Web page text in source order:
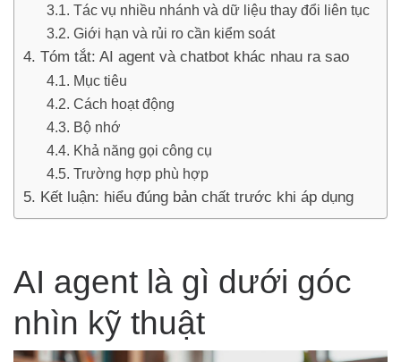
Tác vụ nhiều nhánh và dữ liệu thay đổi liên tục
Giới hạn và rủi ro cần kiểm soát
Tóm tắt: AI agent và chatbot khác nhau ra sao
Mục tiêu
Cách hoạt động
Bộ nhớ
Khả năng gọi công cụ
Trường hợp phù hợp
Kết luận: hiểu đúng bản chất trước khi áp dụng
AI agent là gì dưới góc
nhìn kỹ thuật